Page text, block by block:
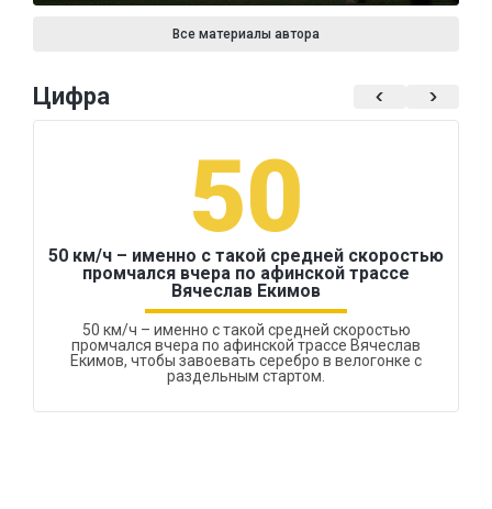
Все материалы автора
Цифра
50
50 км/ч – именно с такой средней скоростью
промчался вчера по афинской трассе
Вячеслав Екимов
50 км/ч – именно с такой средней скоростью
промчался вчера по афинской трассе Вячеслав
Екимов, чтобы завоевать серебро в велогонке с
раздельным стартом.